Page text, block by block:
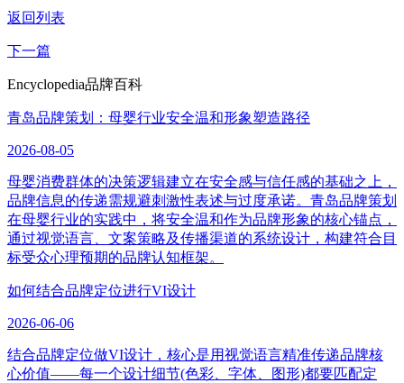
返回列表
下一篇
Encyclopedia品牌百科
青岛品牌策划：母婴行业安全温和形象塑造路径
2026-08-05
母婴消费群体的决策逻辑建立在安全感与信任感的基础之上，
品牌信息的传递需规避刺激性表述与过度承诺。青岛品牌策划
在母婴行业的实践中，将安全温和作为品牌形象的核心锚点，
通过视觉语言、文案策略及传播渠道的系统设计，构建符合目
标受众心理预期的品牌认知框架。
如何结合品牌定位进行VI设计
2026-06-06
结合品牌定位做VI设计，核心是用视觉语言精准传递品牌核
心价值——每一个设计细节(色彩、字体、图形)都要匹配定